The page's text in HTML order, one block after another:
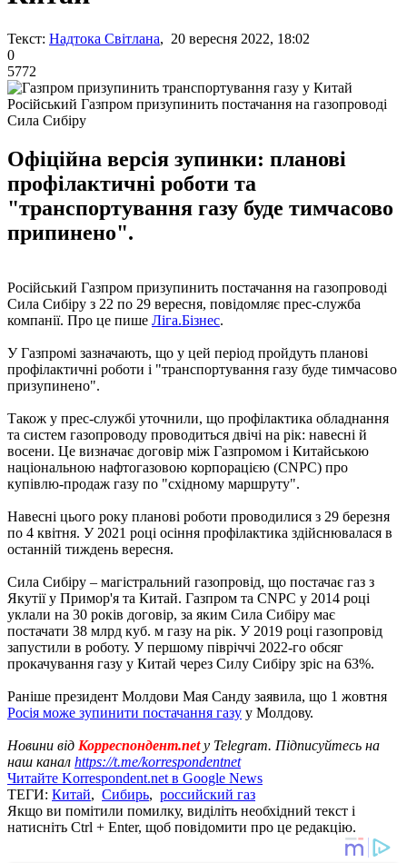
Текст: Надтока Світлана, 20 вересня 2022, 18:02
0
5772
Російський Газпром призупинить постачання на газопроводі
Сила Сибіру
Офіційна версія зупинки: планові
профілактичні роботи та
"транспортування газу буде тимчасово
припинено".
Російський Газпром призупинить постачання на газопроводі
Сила Сибіру з 22 по 29 вересня, повідомляє прес-служба
компанії. Про це пише Ліга.Бізнес.
У Газпромі зазначають, що у цей період пройдуть планові
профілактичні роботи і "транспортування газу буде тимчасово
призупинено".
Також у прес-службі уточнили, що профілактика обладнання
та систем газопроводу проводиться двічі на рік: навесні й
восени. Це визначає договір між Газпромом і Китайською
національною нафтогазовою корпорацією (CNPC) про
купівлю-продаж газу по "східному маршруту".
Навесні цього року планові роботи проводилися з 29 березня
по 4 квітня. У 2021 році осіння профілактика здійснювалася в
останній тиждень вересня.
Сила Сибіру – магістральний газопровід, що постачає газ з
Якутії у Примор'я та Китай. Газпром та CNPC у 2014 році
уклали на 30 років договір, за яким Сила Сибіру має
постачати 38 млрд куб. м газу на рік. У 2019 році газопровід
запустили в роботу. У першому півріччі 2022-го обсяг
прокачування газу у Китай через Силу Сибіру зріс на 63%.
Раніше президент Молдови Мая Санду заявила, що 1 жовтня
Росія може зупинити постачання газу у Молдову.
Новини від Корреспондент.netу Telegram. Підписуйтесь на
наш канал https://t.me/korrespondentnet
Читайте Korrespondent.net в Google News
ТЕГИ: Китай, Сибирь, российский газ
Якщо ви помітили помилку, виділіть необхідний текст і
натисніть Ctrl + Enter, щоб повідомити про це редакцію.